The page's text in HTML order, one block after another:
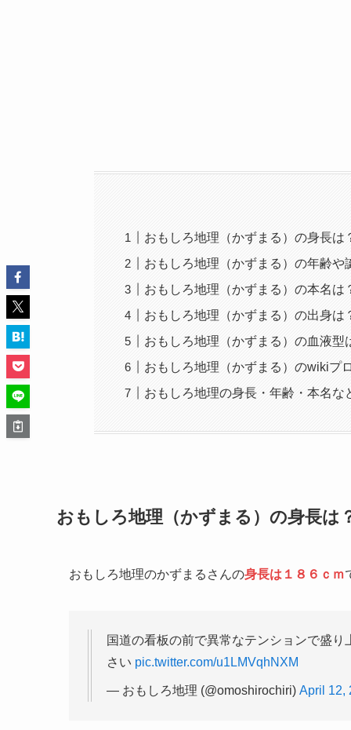
おもしろ地理（かずまる）の身長は
おもしろ地理（かずまる）の年齢や
おもしろ地理（かずまる）の本名は
おもしろ地理（かずまる）の出身は
おもしろ地理（かずまる）の血液型
おもしろ地理（かずまる）のwikiプ
おもしろ地理の身長・年齢・本名な
おもしろ地理（かずまる）の身長は
おもしろ地理のかずまるさんの身長は１８６ｃｍ
国道の看板の前で異常なテンションで盛
さい pic.twitter.com/u1LMVqhNXM
— おもしろ地理 (@omoshirochiri) April 12,